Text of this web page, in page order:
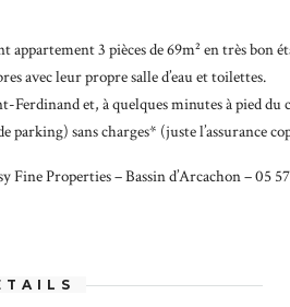
3 pièces de 69m² en très bon
avec leur propre salle d’eau et toilettes.
Ferdinand et, à quelques minutes à pied du
sans charges* (juste l’assurance
Fine Properties – Bassin d’Arcachon – 05